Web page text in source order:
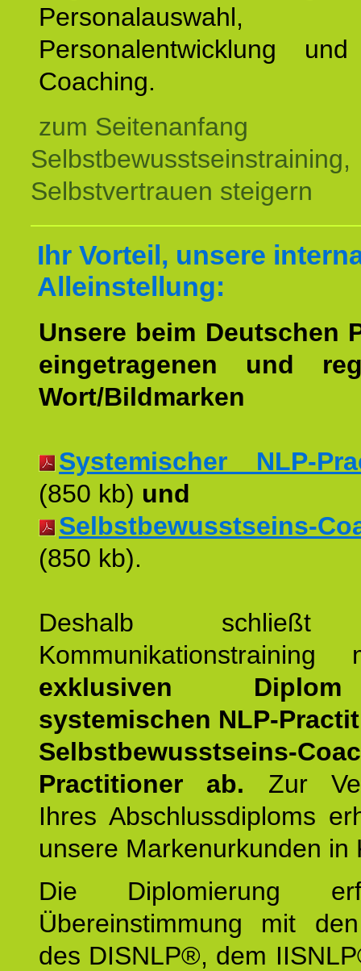
Personalauswahl,
Personalentwicklung
Coaching.
zum Seitenanfang
Selbstbewusstseinstraining,
Selbstvertrauen steigern
Ihr Vorteil, unsere
Alleinstellung:
Unsere beim Deutschen
eingetragenen und
Wort/Bildmarken
Systemischer NLP-
(850 kb) und
Selbstbewusstseins-
(850 kb).
Deshalb schließt
exklusiven
systemischen NLP-
Selbstbewusstseins-
Practitioner ab. Zur
Ihres Abschlussdiploms
unsere Markenurkunden in
Die Diplomierung
Übereinstimmung mit
des DISNLP®, dem